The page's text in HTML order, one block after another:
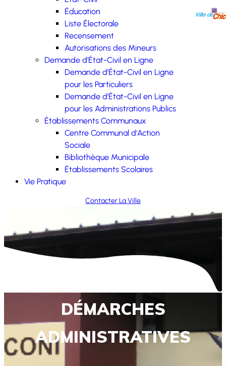
Éducation
Liste Électorale
Recensement
Autorisations des Mineurs
Demande d'État-Civil en Ligne
Demande d'État-Civil en Ligne
pour les Particuliers
Demande d'État-Civil en Ligne
pour les Administrations Publics
Établissements Communaux
Centre Communal d'Action
Sociale
Bibliothèque Municipale
Établissements Scolaires
Vie Pratique
Contacter La Ville
DÉMARCHES
ADMINISTRATIVES